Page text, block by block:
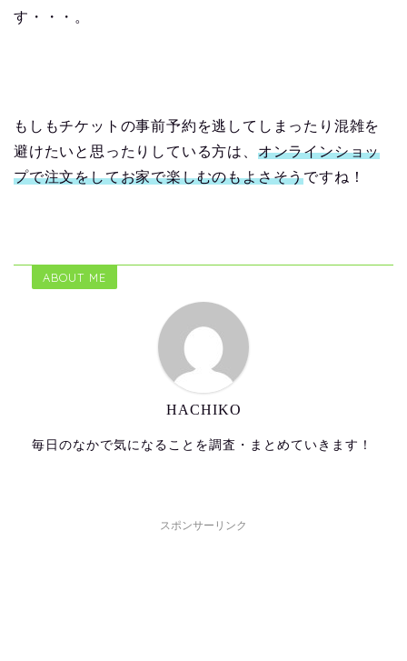
す・・・。
もしもチケットの事前予約を逃してしまったり混雑を
避けたいと思ったりしている方は、 オンラインショッ
プで注文をしてお家で楽しむのもよさそうですね！
ABOUT ME
HACHIKO
毎日のなかで気になることを調査・まとめていきます！
スポンサーリンク